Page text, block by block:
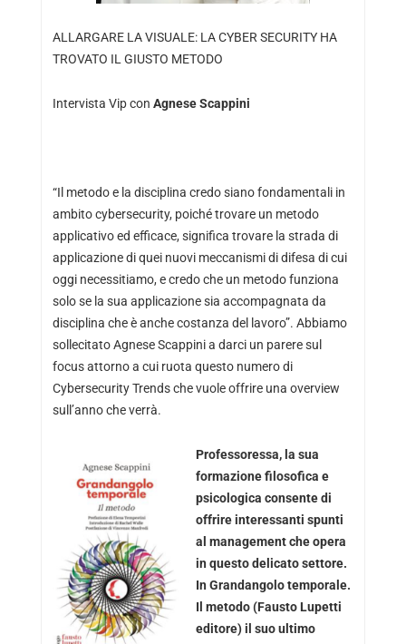
ALLARGARE LA VISUALE: LA CYBER SECURITY HA
TROVATO IL GIUSTO METODO
Intervista Vip con Agnese Scappini
“Il metodo e la disciplina credo siano fondamentali in
ambito cybersecurity, poiché trovare un metodo
applicativo ed efficace, significa trovare la strada di
applicazione di quei nuovi meccanismi di difesa di cui
oggi necessitiamo, e credo che un metodo funziona
solo se la sua applicazione sia accompagnata da
disciplina che è anche costanza del lavoro”. Abbiamo
sollecitato Agnese Scappini a darci un parere sul
focus attorno a cui ruota questo numero di
Cybersecurity Trends che vuole offrire una overview
sull’anno che verrà.
Professoressa, la sua
formazione filosofica e
psicologica consente di
offrire interessanti spunti
al management che opera
in questo delicato settore.
In Grandangolo temporale.
Il metodo (Fausto Lupetti
editore) il suo ultimo